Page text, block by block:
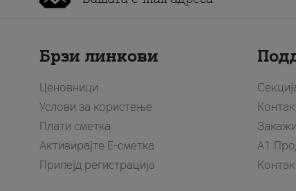
Брзи линкови
Ценовници
Услови за користење
Плати сметка
Активирајте Е-сметка
Припејд регистрација
A1